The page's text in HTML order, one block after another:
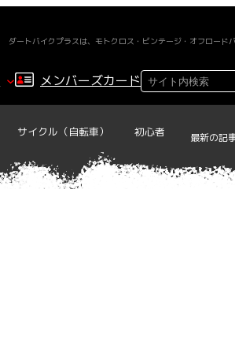
ダートバイクプラスは、モトクロス・ビンテージ・オフロード
メンバーズカード検
索
サイクル（自転車） 初心者 最新の記